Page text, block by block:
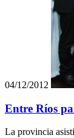
04/12/2012
Entre Ríos
La provincia